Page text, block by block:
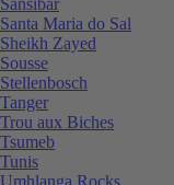
Santa Maria do Sal
Sheikh Zayed
Sousse
Stellenbosch
Tanger
Trou aux Biches
Tsumeb
Tunis
Umhlanga Rocks